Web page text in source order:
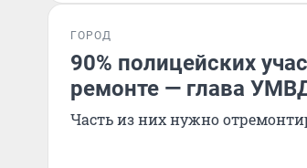
ГОРОД
90% полицейских
ремонте — глава
Часть из них нужно